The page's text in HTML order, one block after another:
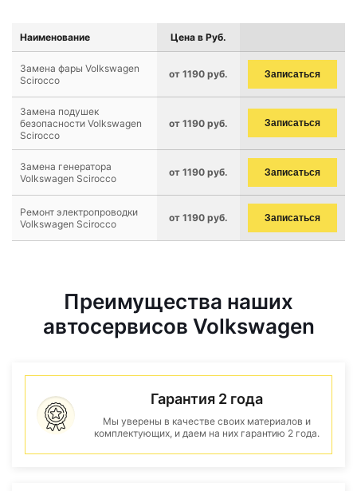
Наименование Цена в Руб.
Замена фары Volkswagen
Scirocco
от 1190 руб. Записаться
Замена подушек
безопасности Volkswagen
Scirocco
от 1190 руб. Записаться
Замена генератора
Volkswagen Scirocco
от 1190 руб. Записаться
Ремонт электропроводки
Volkswagen Scirocco
от 1190 руб. Записаться
Преимущества наших
автосервисов Volkswagen
Гарантия 2 года
Мы уверены в качестве своих материалов и
комплектующих, и даем на них гарантию 2 года.